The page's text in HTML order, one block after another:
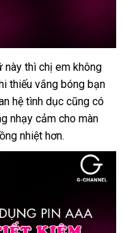
này chợ
thì chị em không
thiếu vắng bóng bạn
hệ tình dục mới
nhất
cũng địa
chỉ
có
nhạy cảm cho màn
nhiệt hơn.